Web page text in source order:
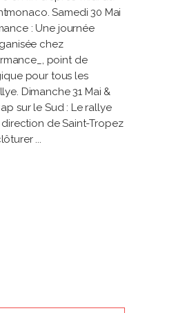
Samedi 30 Mai
: Une journée
chez
point de
pour tous les
Dimanche 31 Mai &
sur le Sud : Le rallye
de Saint-Tropez